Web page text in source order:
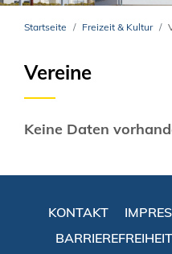
Startseite Freizeit & Kultur
Vereine
Keine Daten
KONTAKT
BARRIEREFREIHEIT